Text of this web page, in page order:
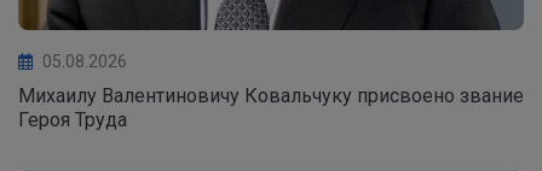
05.08.2026
Михаилу Валентиновичу Ковальчуку присвоено звание
Героя Труда